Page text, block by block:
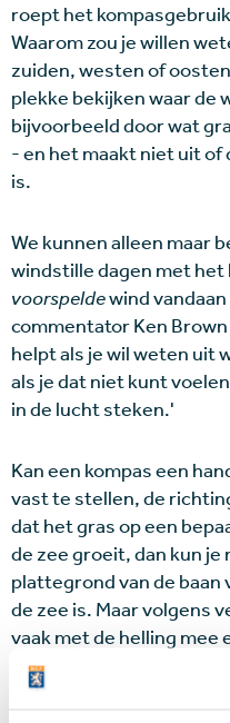
roept het
Waarom zou je willen
zuiden, westen of
plekke bekijken waar de
bijvoorbeeld door wat
- en het maakt niet uit
is.
We kunnen alleen maar
windstille dagen met het
voorspeldewind
commentator Ken
helpt als je wil weten uit
als je dat niet kunt
in de lucht steken.'
Kan een kompas een
vast te stellen, de
dat het gras op een
de zee groeit, dan kun je
plattegrond van de
de zee is. Maar volgens
vaak met de helling mee
bijna niemand met een